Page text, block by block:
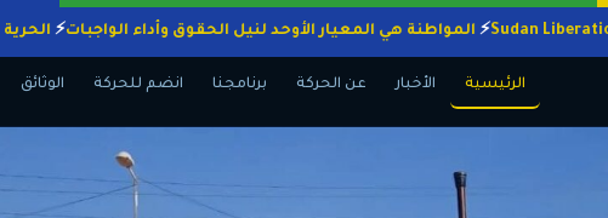
المواطنة هي المعيار الأوحد لنيل الحقوق وأداء الواجبات
الرئيسية الأخبار عن الحركة برنامجنا انضم للحركة الوثائق